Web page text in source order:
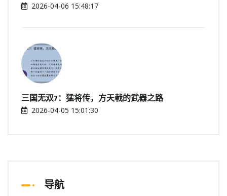
2026-04-06 15:48:17
三国无双7：猛将传，方天戟的武器之路
2026-04-05 15:01:30
导航